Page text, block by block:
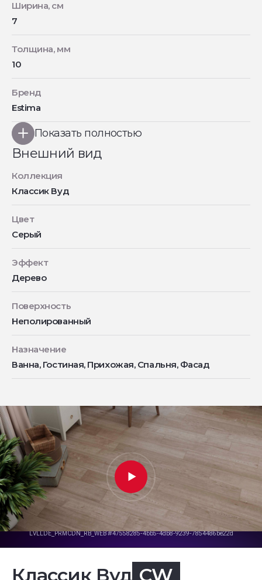
Ширина, см
7
Толщина, мм
10
Бренд
Estima
Показать полностью
Внешний вид
Коллекция
Классик Вуд
Цвет
Серый
Эффект
Дерево
Поверхность
Неполированный
Назначение
Ванна, Гостиная, Прихожая, Спальня, Фасад
Классик Вуд CW